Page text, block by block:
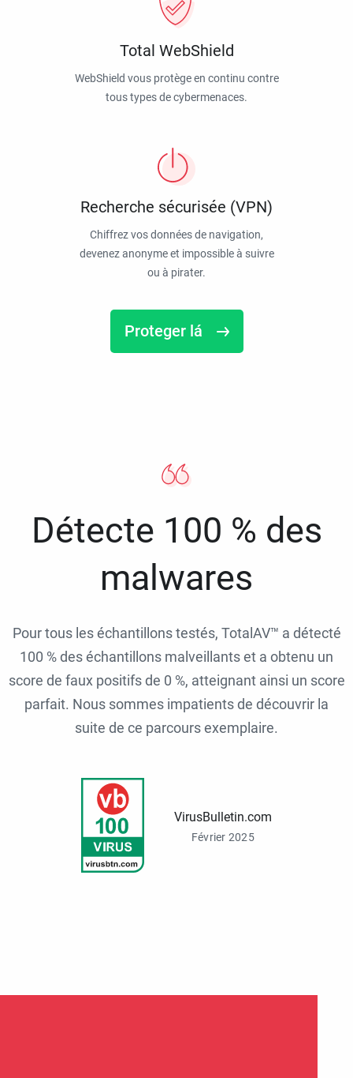
Total WebShield
WebShield vous protège en continu contre
tous types de cybermenaces.
Recherche sécurisée (VPN)
Chiffrez vos données de navigation,
devenez anonyme et impossible à suivre
ou à pirater.
Proteger lá
Détecte 100 % des
malwares
Pour tous les échantillons testés, TotalAV™ a détecté
100 % des échantillons malveillants et a obtenu un
score de faux positifs de 0 %, atteignant ainsi un score
parfait. Nous sommes impatients de découvrir la
suite de ce parcours exemplaire.
VirusBulletin.com
Février 2025